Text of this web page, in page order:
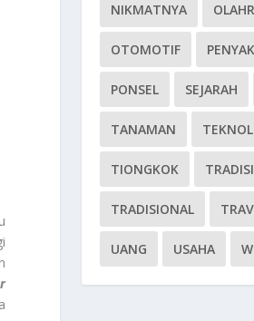
NIKMATNYA
OTOMOTIF
PONSEL SEJARAH
TANAMAN
TIONGKOK TRADISI
TRADISIONAL
UANG USAHA